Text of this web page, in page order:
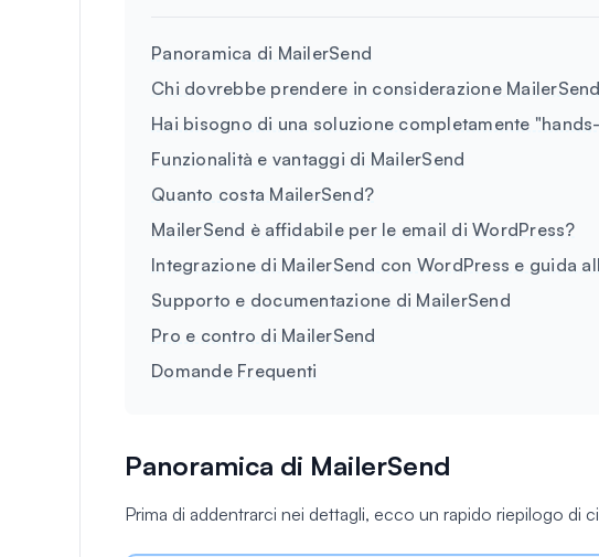
Panoramica di MailerSend
Chi dovrebbe prendere in considerazione
Hai bisogno di una soluzione completamente
Funzionalità e vantaggi di MailerSend
Quanto costa MailerSend?
MailerSend è affidabile per le email di WordPress?
Integrazione di MailerSend con WordPress e guida
Supporto e documentazione di MailerSend
Pro e contro di MailerSend
Domande Frequenti
Panoramica di MailerSend
Prima di addentrarci nei dettagli, ecco un rapido riepilogo di